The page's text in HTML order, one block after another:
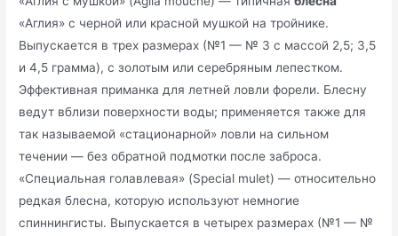
«Аглия» с черной или красной мушкой на тройнике.
Выпускается в трех размерах (№1 — № 3 с массой 2,5; 3,5
и 4,5 грамма), с золотым или серебряным лепестком.
Эффективная приманка для летней ловли форели. Блесну
ведут вблизи поверхности воды; применяется также для
так называемой «стационарной» ловли на сильном
течении — без обратной подмотки после заброса.
«Специальная голавлевая» (Special mulet) — относительно
редкая блесна, которую используют немногие
спиннингисты. Выпускается в четырех размерах (№1 — №